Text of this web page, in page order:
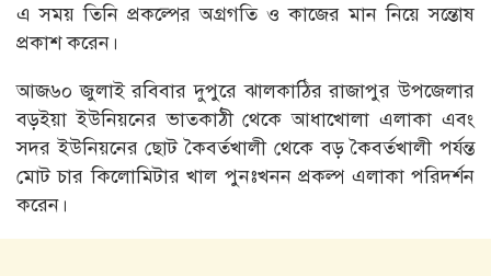
এ সময় তিনি প্রকল্পের অগ্রগতি ও কাজের মান নিয়ে সন্তোষ
প্রকাশ করেন।
আজ৬০ জুলাই রবিবার দুপুরে ঝালকাঠির রাজাপুর উপজেলার
বড়ইয়া ইউনিয়নের ভাতকাঠী থেকে আধাখোলা এলাকা এবং
সদর ইউনিয়নের ছোট কৈবর্তখালী থেকে বড় কৈবর্তখালী পর্যন্ত
মোট চার কিলোমিটার খাল পুনঃখনন প্রকল্প এলাকা পরিদর্শন
করেন।